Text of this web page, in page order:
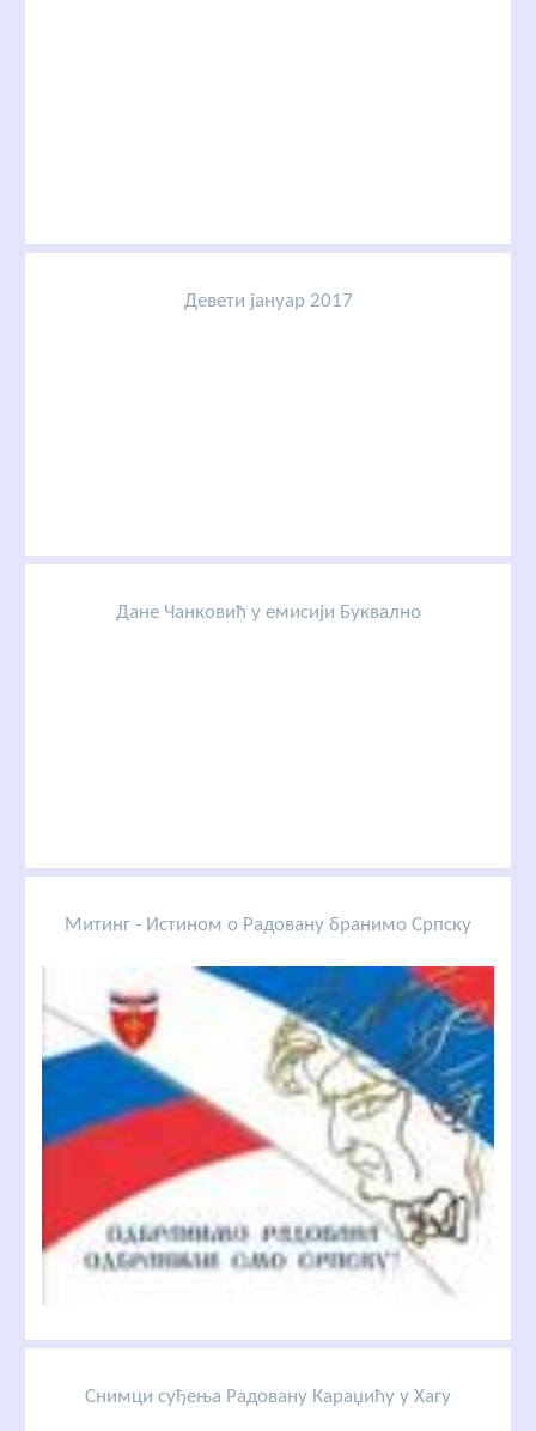
Девети јануар 2017
Дане Чанковић у емисији Буквално
Митинг - Истином о Радовану бранимо Српску
Снимци суђења Радовану Караџићу у Хагу